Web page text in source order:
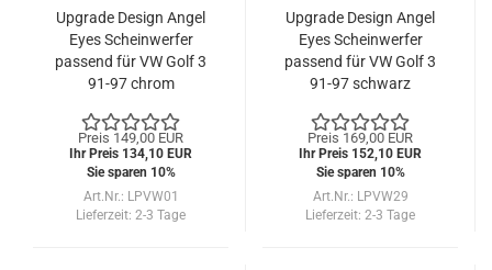
Upgrade Design Angel
Eyes Scheinwerfer
passend für VW Golf 3
91-97 chrom
Preis 149,00 EUR
Ihr Preis 134,10 EUR
Sie sparen 10%
Art.Nr.: LPVW01
Lieferzeit: 2-3 Tage
Upgrade Design Angel
Eyes Scheinwerfer
passend für VW Golf 3
91-97 schwarz
Preis 169,00 EUR
Ihr Preis 152,10 EUR
Sie sparen 10%
Art.Nr.: LPVW29
Lieferzeit: 2-3 Tage